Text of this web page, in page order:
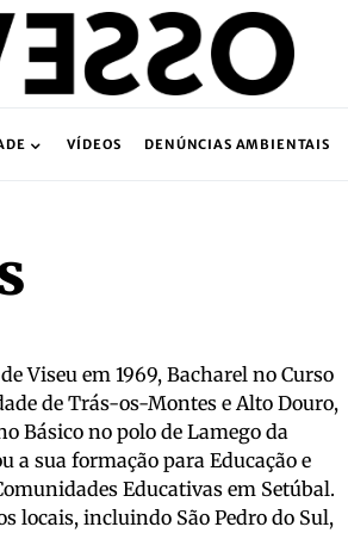
VÍDEOS DENÚNCIAS AMBIENTAIS
Viseu em 1969, Bacharel no Curso
de Trás-os-Montes e Alto Douro,
Básico no polo de Lamego da
a sua formação para Educação e
Educativas em Setúbal.
locais, incluindo São Pedro do Sul,